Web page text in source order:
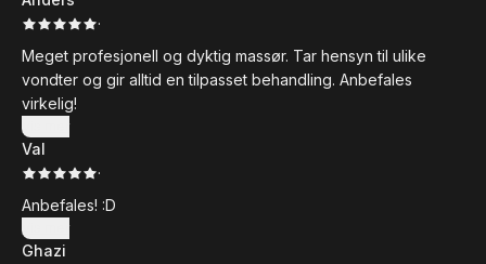
·
Meget profesjonell og dyktig massør. Tar hensyn til ulike
vondter og gir alltid en tilpasset behandling. Anbefales
virkelig!
Vis mer
Val
·
Anbefales! :D
Vis mer
Ghazi